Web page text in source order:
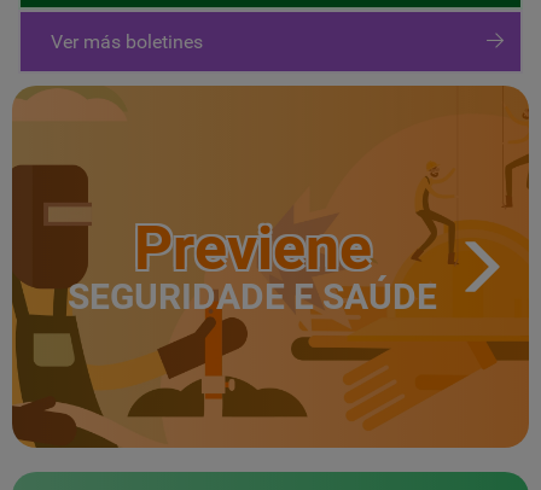
Ver más boletines
Previene
SEGURIDADE E SAÚDE